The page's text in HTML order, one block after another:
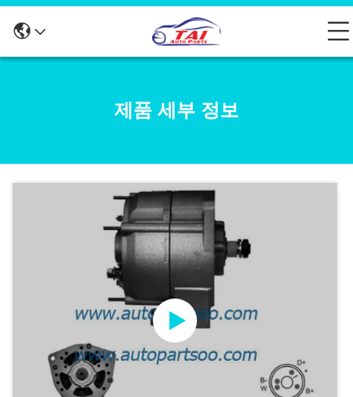
제품 세부 정보